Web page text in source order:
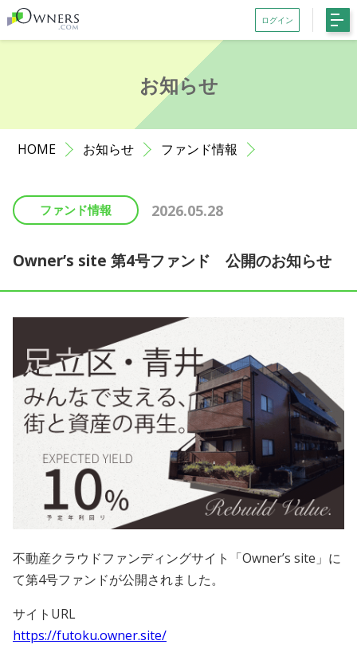
ログイン
会員登録がお済みでない方はこちら
お知らせ
サポート
初めての方へ よくある質問
お問い合わせ
会員規約
プライバシーポリシー
情報セキュリティポリシー
ソーシャルメディアポリシー
電子決済等代行業に係る表示
外部送信、第三者提供、情報収集モジュールの有無
お知らせ
HOME お知らせ ファンド情報
ファンド情報 2026.05.28
Owner’s site 第4号ファンド 公開のお知らせ
不動産クラウドファンディングサイト「Owner’s site」に
て第4号ファンドが公開されました。
サイトURL
https://futoku.owner.site/